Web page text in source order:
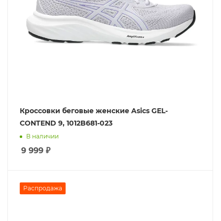
Кроссовки беговые женские Asics GEL-
CONTEND 9, 1012B681-023
В наличии
9 999 ₽
Распродажа